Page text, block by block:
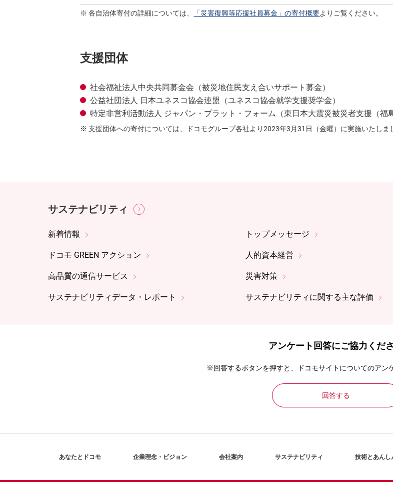
各自治体寄付の詳細については、 「災害復興等応援社員募金」の寄付概要よりご覧ください。
支援団体
社会福祉法人中央共同募金会（被災地住民支え合いサポート募金）
公益社団法人 日本ユネスコ協会連盟（ユネスコ協会就学支援奨学金）
特定非営利活動法人 ジャパン・プラット・フォーム（東日本大震災被災者支援（福
支援団体への寄付については、ドコモグループ各社より2023年3月31日（金曜）に実施いたしま
サステナビリティ
新着情報 トップメッセージ
ドコモ GREEN アクション 人的資本経営
高品質の通信サービス 災害対策
サステナビリティデータ・レポート サステナビリティに関する主な評価
アンケート回答にご協力くだ
※回答するボタンを押すと、ドコモサイトについてのアン
回答する
あなたとドコモ 企業理念・ビジョン 会社案内 サステナビリティ 技術とあんし